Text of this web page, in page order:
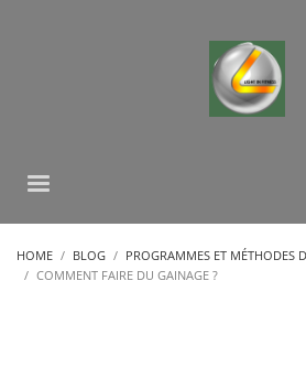
HOME BLOG
PROGRAMMES ET MÉTHODES
COMMENT FAIRE DU GAINAGE ?